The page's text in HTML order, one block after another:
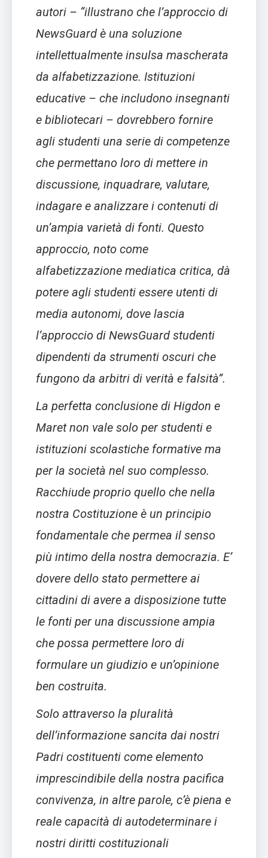
autori – “illustrano che l’approccio di
NewsGuard è una soluzione
intellettualmente insulsa mascherata
da alfabetizzazione. Istituzioni
educative – che includono insegnanti
e bibliotecari – dovrebbero fornire
agli studenti una serie di competenze
che permettano loro di mettere in
discussione, inquadrare, valutare,
indagare e analizzare i contenuti di
un’ampia varietà di fonti. Questo
approccio, noto come
alfabetizzazione mediatica critica, dà
potere agli studenti essere utenti di
media autonomi, dove lascia
l’approccio di NewsGuard studenti
dipendenti da strumenti oscuri che
fungono da arbitri di verità e falsità”.
La perfetta conclusione di Higdon e
Maret non vale solo per studenti e
istituzioni scolastiche formative ma
per la società nel suo complesso.
Racchiude proprio quello che nella
nostra Costituzione è un principio
fondamentale che permea il senso
più intimo della nostra democrazia. E’
dovere dello stato permettere ai
cittadini di avere a disposizione tutte
le fonti per una discussione ampia
che possa permettere loro di
formulare un giudizio e un’opinione
ben costruita.
Solo attraverso la pluralità
dell’informazione sancita dai nostri
Padri costituenti come elemento
imprescindibile della nostra pacifica
convivenza, in altre parole, c’è piena e
reale capacità di autodeterminare i
nostri diritti costituzionali